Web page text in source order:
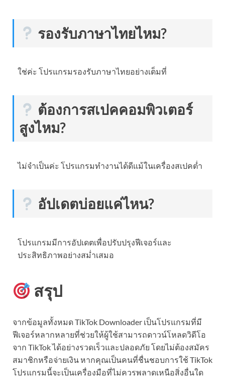
รองรับภาษาไทยไหม?
ใช่ค่ะ โปรแกรมรองรับภาษาไทยอย่างเต็มที่
ต้องการสเปคคอมพิวเตอร์
สูงไหม?
ไม่จำเป็นค่ะ โปรแกรมทำงานได้ดีแม้ในเครื่องสเปคต่ำ
อัปเดตบ่อยแค่ไหน?
โปรแกรมมีการอัปเดตเพื่อปรับปรุงฟีเจอร์และ
ประสิทธิภาพอย่างสม่ำเสมอ
สรุป
จากข้อมูลทั้งหมด TikTok Downloader เป็นโปรแกรมที่มี
ฟีเจอร์หลากหลายที่ช่วยให้ผู้ใช้สามารถดาวน์โหลดวิดีโอ
จาก TikTok ได้อย่างรวดเร็วและปลอดภัย โดยไม่ต้องสมัคร
สมาชิกหรือจ่ายเงิน หากคุณเป็นคนที่ชื่นชอบการใช้ TikTok
โปรแกรมนี้จะเป็นเครื่องมือที่ไม่ควรพลาดเหนือสิ่งอื่นใด